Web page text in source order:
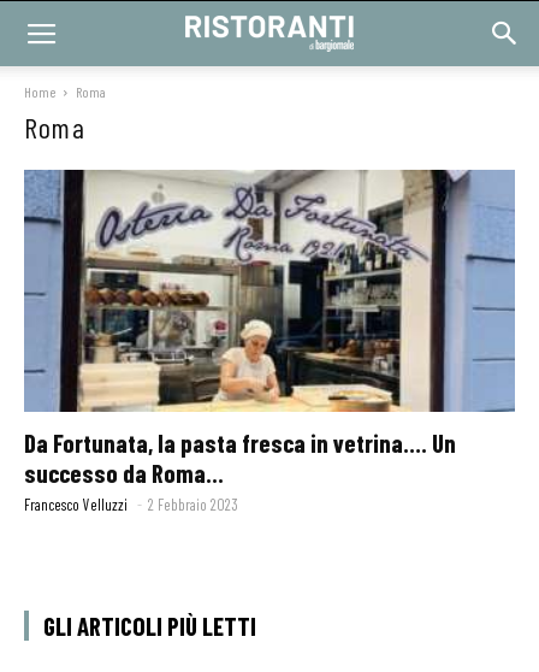
Home Roma
Roma
Da Fortunata, la pasta fresca in vetrina…. Un
successo da Roma...
Francesco Velluzzi - 2 Febbraio 2023
GLI ARTICOLI PIÙ LETTI